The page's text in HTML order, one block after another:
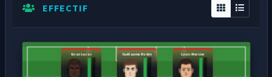
EFFECTIF
Enzo Lucas Guillaume Robin Louis Mercier